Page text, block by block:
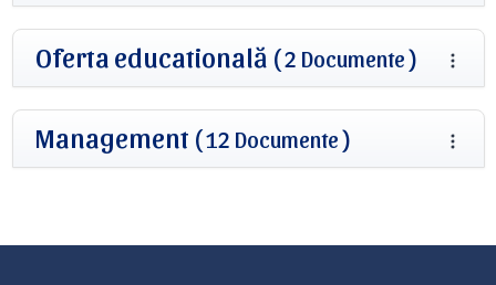
Oferta educatională ( 2 Documente )
Management ( 12 Documente )